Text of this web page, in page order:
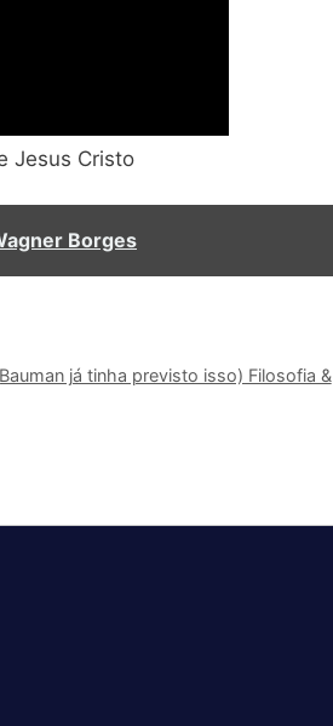
Jesus Cristo
Borges
já tinha previsto isso) Filosofia &